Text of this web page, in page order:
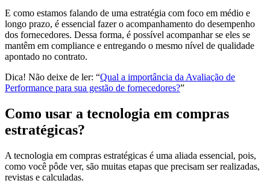
E como estamos falando de uma estratégia com foco em médio e
longo prazo, é essencial fazer o acompanhamento do desempenho
dos fornecedores. Dessa forma, é possível acompanhar se eles se
mantêm em compliance e entregando o mesmo nível de qualidade
apontado no contrato.
Dica! Não deixe de ler: “Qual a importância da Avaliação de
Performance para sua gestão de fornecedores?”
Como usar a tecnologia em compras
estratégicas?
A tecnologia em compras estratégicas é uma aliada essencial, pois,
como você pôde ver, são muitas etapas que precisam ser realizadas,
revistas e calculadas.